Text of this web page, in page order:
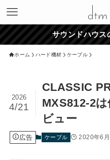
サウンドハウ
ホーム ハード機材 ケーブル
CLASSIC
MXS812-2
ビュー
2026
4/21
広告 ケーブル 2020年6